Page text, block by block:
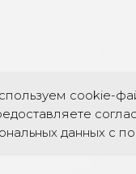
cookie-
данных с